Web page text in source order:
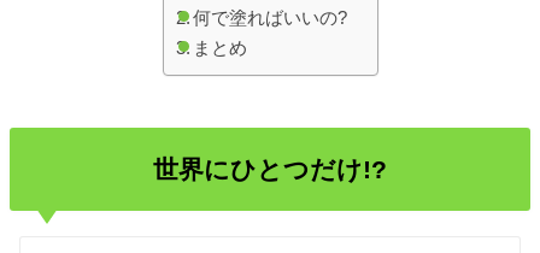
何で塗ればいいの?
まとめ
世界にひとつだけ!?